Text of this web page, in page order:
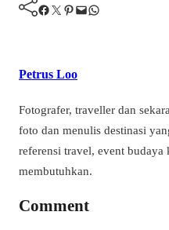
Facebook Twitter Pinterest Mail WhatsApp
Petrus Loo
Fotografer, traveller dan
foto dan menulis destinasi
referensi travel, event budaya
membutuhkan.
Comment